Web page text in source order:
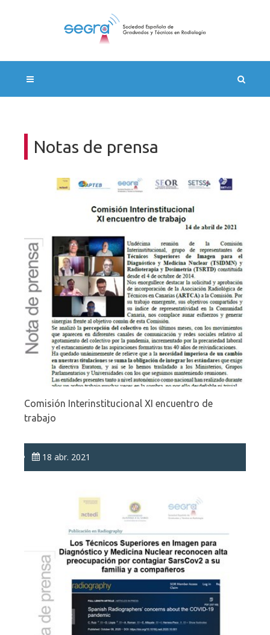
Notas de prensa
Comisión Interinstitucional XI encuentro de
trabajo
18 abr. 2021